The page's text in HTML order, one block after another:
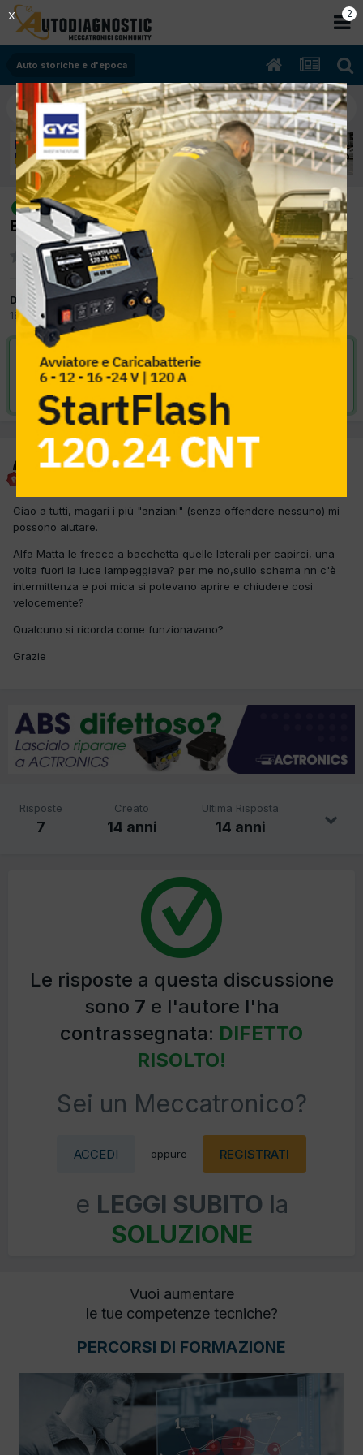
Auto storiche e d'epoca
risolto
[alfa matta 01/1951 1.8cc alfa nsKw
Benzina] funzionamento frecce
Da Civitas
18 Aprile 2012inAuto storiche e d'epoca
VAI ALLA SOLUZIONE
Risolta da Civitas, 20 Aprile 2012
Civitas
Ciao a tutti, magari i più "anziani" (senza offendere nessuno) mi
possono aiutare.
Alfa Matta le frecce a bacchetta quelle laterali per capirci, una
volta fuori la luce lampeggiava? per me no,sullo schema nn c'è
intermittenza e poi mica si potevano aprire e chiudere cosi
velocemente?
Qualcuno si ricorda come funzionavano?
Grazie
Risposte
7
Creato
14 anni
Ultima Risposta
14 anni
Le risposte a questa discussione
sono 7 e l'autore l'ha
contrassegnata: DIFETTO
RISOLTO!
Sei un Meccatronico?
ACCEDI oppure REGISTRATI
e LEGGI SUBITO la
SOLUZIONE
Vuoi aumentare
le tue competenze tecniche?
PERCORSI DI FORMAZIONE
2
X